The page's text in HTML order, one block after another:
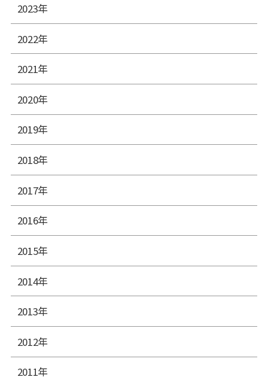
2023年
2022年
2021年
2020年
2019年
2018年
2017年
2016年
2015年
2014年
2013年
2012年
2011年